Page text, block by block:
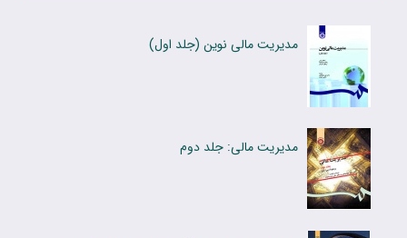
مدیریت مالی نوین (جلد اول)
مدیریت مالی: جلد دوم